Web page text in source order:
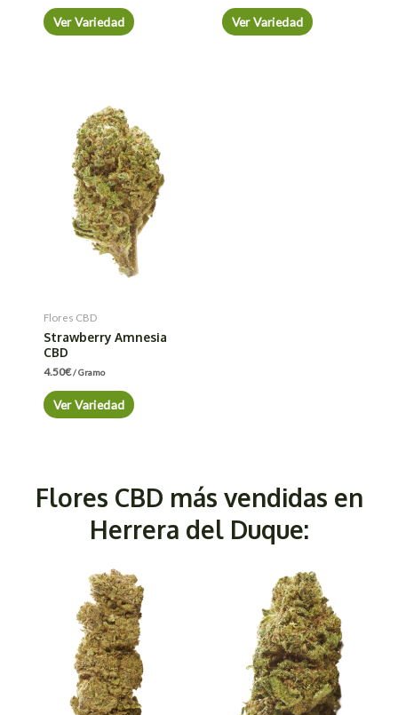
Ver Variedad Ver Variedad
Flores CBD
Strawberry Amnesia
CBD
4.50€/ Gramo
Ver Variedad
Flores CBD más vendidas en
Herrera del Duque: